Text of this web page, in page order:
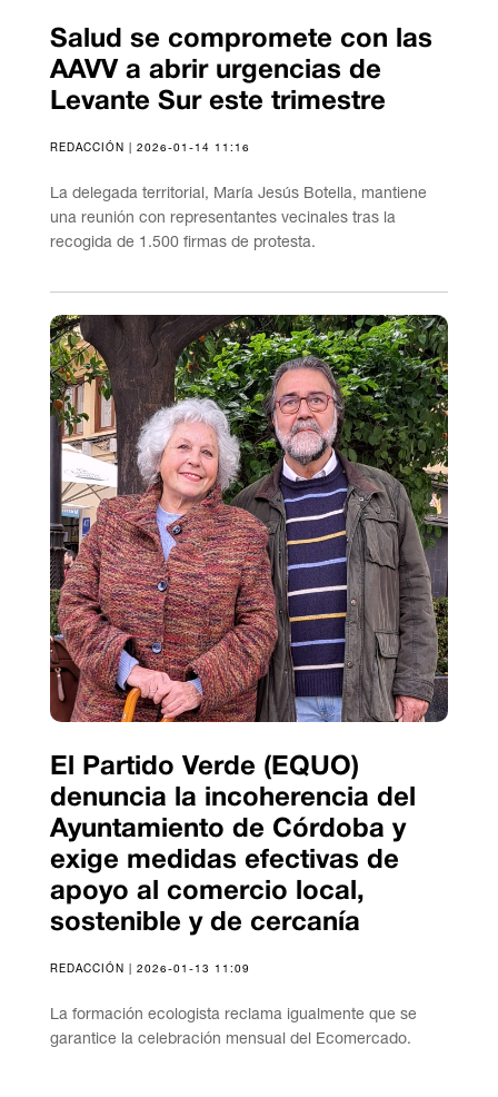
Salud se compromete con las
AAVV a abrir urgencias de
Levante Sur este trimestre
REDACCIÓN | 2026-01-14 11:16
La delegada territorial, María Jesús Botella, mantiene
una reunión con representantes vecinales tras la
recogida de 1.500 firmas de protesta.
El Partido Verde (EQUO)
denuncia la incoherencia del
Ayuntamiento de Córdoba y
exige medidas efectivas de
apoyo al comercio local,
sostenible y de cercanía
REDACCIÓN | 2026-01-13 11:09
La formación ecologista reclama igualmente que se
garantice la celebración mensual del Ecomercado.